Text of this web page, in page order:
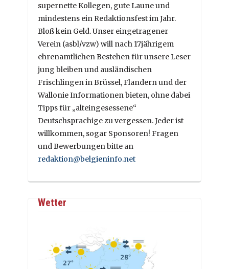
supernette Kollegen, gute Laune und
mindestens ein Redaktionsfest im Jahr.
Bloß kein Geld. Unser eingetragener
Verein (asbl/vzw) will nach 17jährigem
ehrenamtlichen Bestehen für unsere Leser
jung bleiben und ausländischen
Frischlingen in Brüssel, Flandern und der
Wallonie Informationen bieten, ohne dabei
Tipps für „alteingesessene“
Deutschsprachige zu vergessen. Jeder ist
willkommen, sogar Sponsoren! Fragen
und Bewerbungen bitte an
redaktion@belgieninfo.net
Wetter